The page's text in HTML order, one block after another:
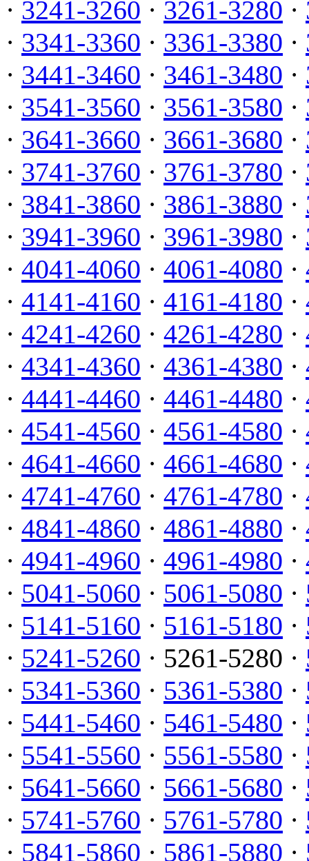
· 3241-3260 · 3261-3280 ·
· 3341-3360 · 3361-3380 ·
· 3441-3460 · 3461-3480 ·
· 3541-3560 · 3561-3580 ·
· 3641-3660 · 3661-3680 ·
· 3741-3760 · 3761-3780 ·
· 3841-3860 · 3861-3880 ·
· 3941-3960 · 3961-3980 ·
· 4041-4060 · 4061-4080 ·
· 4141-4160 · 4161-4180 ·
· 4241-4260 · 4261-4280 ·
· 4341-4360 · 4361-4380 ·
· 4441-4460 · 4461-4480 ·
· 4541-4560 · 4561-4580 ·
· 4641-4660 · 4661-4680 ·
· 4741-4760 · 4761-4780 ·
· 4841-4860 · 4861-4880 ·
· 4941-4960 · 4961-4980 ·
· 5041-5060 · 5061-5080 ·
· 5141-5160 · 5161-5180 ·
· 5241-5260 · 5261-5280 ·
· 5341-5360 · 5361-5380 ·
· 5441-5460 · 5461-5480 ·
· 5541-5560 · 5561-5580 ·
· 5641-5660 · 5661-5680 ·
· 5741-5760 · 5761-5780 ·
· 5841-5860 · 5861-5880 ·